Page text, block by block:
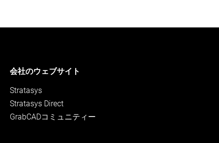
会社のウェブサイト
Stratasys
Stratasys Direct
GrabCADコミュニティー